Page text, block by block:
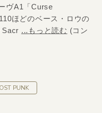
ヴA1「Curse
ほどのベース・ロウの
Sacr ...もっと読む (コン
PUNK